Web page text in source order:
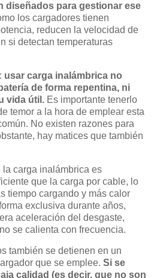
diseñados para gestionar ese
los cargadores tienen
reducen la velocidad de
si detectan temperaturas
usar carga inalámbrica no
de forma repentina, ni
vida útil. Es importante tenerlo
temor a la hora de emplear esta
No existen razones para
hay matices que también
carga inalámbrica es
que la carga por cable, lo
tiempo cargando y más calor
exclusiva durante años,
aceleración del desgaste,
se calienta con frecuencia.
también se detienen en un
que se emplee. Si se
calidad (es decir, que no son